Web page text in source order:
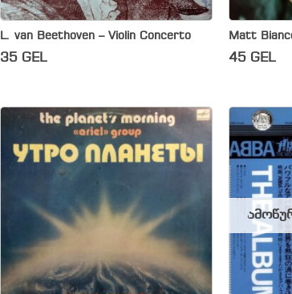
L. van Beethoven – Violin Concerto
35 GEL
Matt
45 GEL